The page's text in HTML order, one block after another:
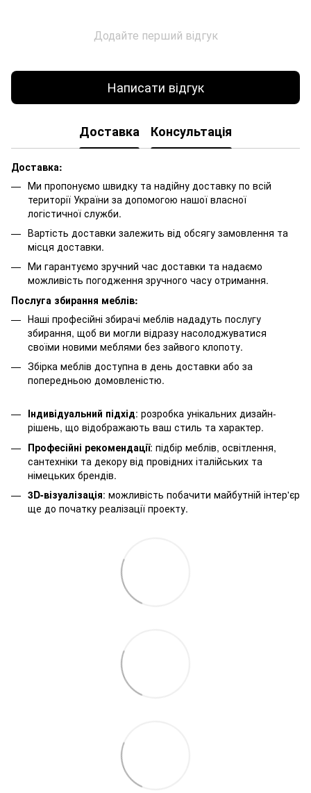
Додайте перший відгук
Написати відгук
Доставка Консультація
Доставка:
Ми пропонуємо швидку та надійну доставку по всій
території України за допомогою нашої власної
логістичної служби.
Вартість доставки залежить від обсягу замовлення та
місця доставки.
Ми гарантуємо зручний час доставки та надаємо
можливість погодження зручного часу отримання.
Послуга збирання меблів:
Наші професійні збирачі меблів нададуть послугу
збирання, щоб ви могли відразу насолоджуватися
своїми новими меблями без зайвого клопоту.
Збірка меблів доступна в день доставки або за
попередньою домовленістю.
Індивідуальний підхід: розробка унікальних дизайн-
рішень, що відображають ваш стиль та характер.
Професійні рекомендації: підбір меблів, освітлення,
сантехніки та декору від провідних італійських та
німецьких брендів.
3D-візуалізація: можливість побачити майбутній інтер'єр
ще до початку реалізації проекту.